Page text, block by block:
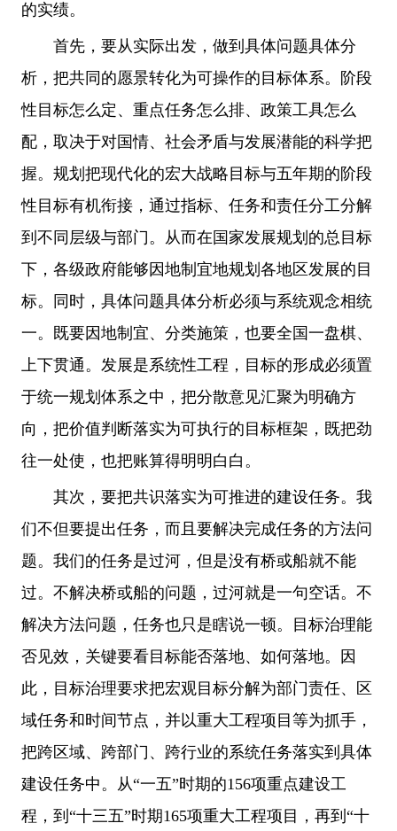
的实绩。
首先，要从实际出发，做到具体问题具体分
析，把共同的愿景转化为可操作的目标体系。阶段
性目标怎么定、重点任务怎么排、政策工具怎么
配，取决于对国情、社会矛盾与发展潜能的科学把
握。规划把现代化的宏大战略目标与五年期的阶段
性目标有机衔接，通过指标、任务和责任分工分解
到不同层级与部门。从而在国家发展规划的总目标
下，各级政府能够因地制宜地规划各地区发展的目
标。同时，具体问题具体分析必须与系统观念相统
一。既要因地制宜、分类施策，也要全国一盘棋、
上下贯通。发展是系统性工程，目标的形成必须置
于统一规划体系之中，把分散意见汇聚为明确方
向，把价值判断落实为可执行的目标框架，既把劲
往一处使，也把账算得明明白白。
其次，要把共识落实为可推进的建设任务。我
们不但要提出任务，而且要解决完成任务的方法问
题。我们的任务是过河，但是没有桥或船就不能
过。不解决桥或船的问题，过河就是一句空话。不
解决方法问题，任务也只是瞎说一顿。目标治理能
否见效，关键要看目标能否落地、如何落地。因
此，目标治理要求把宏观目标分解为部门责任、区
域任务和时间节点，并以重大工程项目等为抓手，
把跨区域、跨部门、跨行业的系统任务落实到具体
建设任务中。从“一五”时期的156项重点建设工
程，到“十三五”时期165项重大工程项目，再到“十